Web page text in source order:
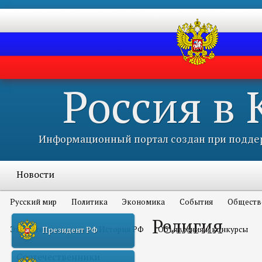
Россия в
Информационный портал создан при
Новости
Русский мир Политика Экономика События
Это интересно всем История РФ Объявления и конкурсы
Соотечественники
Президент РФ Религия